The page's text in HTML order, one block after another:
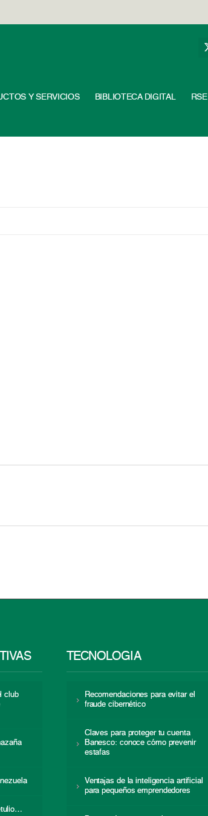
Y SERVICIOS BIBLIOTECA DIGITAL RSE
club
TECNOLOGÍA
Recomendaciones para evitar el
fraude cibernético
Claves para proteger tu cuenta
Banesco: conoce cómo prevenir
estafas
Ventajas de la inteligencia artificial
para pequeños emprendedores